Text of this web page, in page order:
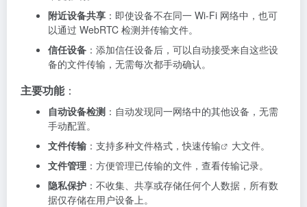
附近设备共享 ：即使设备不在同一 Wi-Fi 网络中，也可
以通过 WebRTC 检测并传输文件。
信任设备 ：添加信任设备后，可以自动接受来自这些设
备的文件传输，无需每次都手动确认。
主要功能：
自动设备检测 ：自动发现同一网络中的其他设备，无需
手动配置。
文件传输 ：支持多种文件格式，快速传输
大文件。
文件管理 ：方便管理已传输的文件，查看传输记录。
隐私保护 ：不收集、共享或存储任何个人数据，所有数
据仅存储在用户设备上。